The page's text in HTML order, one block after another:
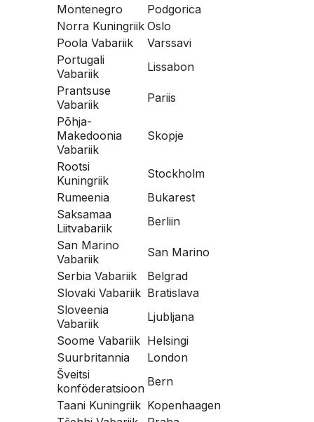
Montenegro
Podgorica
Norra Kuningriik Oslo
Poola Vabariik
Varssavi
Portugali
Vabariik
Lissabon
Prantsuse
Vabariik
Pariis
Põhja-
Makedoonia
Vabariik
Skopje
Rootsi
Kuningriik
Stockholm
Rumeenia
Bukarest
Saksamaa
Liitvabariik
Berliin
San Marino
Vabariik
San Marino
Serbia Vabariik
Belgrad
Slovaki Vabariik Bratislava
Sloveenia
Vabariik
Ljubljana
Soome Vabariik Helsingi
Suurbritannia
London
Šveitsi
konföderatsioon Bern
Taani Kuningriik Kopenhaagen